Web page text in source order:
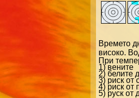
Времето
високо.
При
1) вените
2) белите
3) риск от
4) риск от
5) руск от